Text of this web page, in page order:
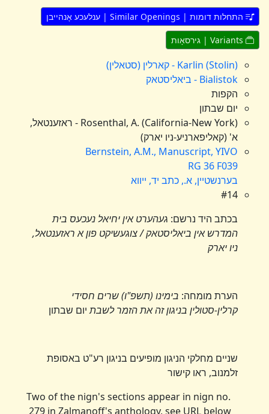
התחלות דומות | Similar Openings | ענלעכע אָנהייבן
Karlin (Stolin) - קארלין (סטאלין)
Bialistok - ביאליסטאק
הקפות
יום שבתון
Rosenthal, A. (California-New York) - ראזענטאל,
א' (קאליפארניע-ניו יארק)
Bernstein, A.M., Manuscript, YIVO
RG 36 F039
בערנשטיין, א., כתב יד, ייווא
#14
בכתב היד נרשם:געהערט אין יחיאל נעכעס בית
המדרש אין ביאליסטאק / צוגעשיקט פון א ראזענטאל,
ניו יארק
הערת מומחה:בימינו (תשפ"ו) שרים חסידי
קרלין-סטולין בניגון זה את הזמר לשבתיום שבתון
שניים מחלקי הניגון מופיעים בניגון רע"ט באסופת
זלמנוב, ראו קישור
Two of the nign's sections appear in nign no.
279 in Zalmanoff's anthology, see URL below